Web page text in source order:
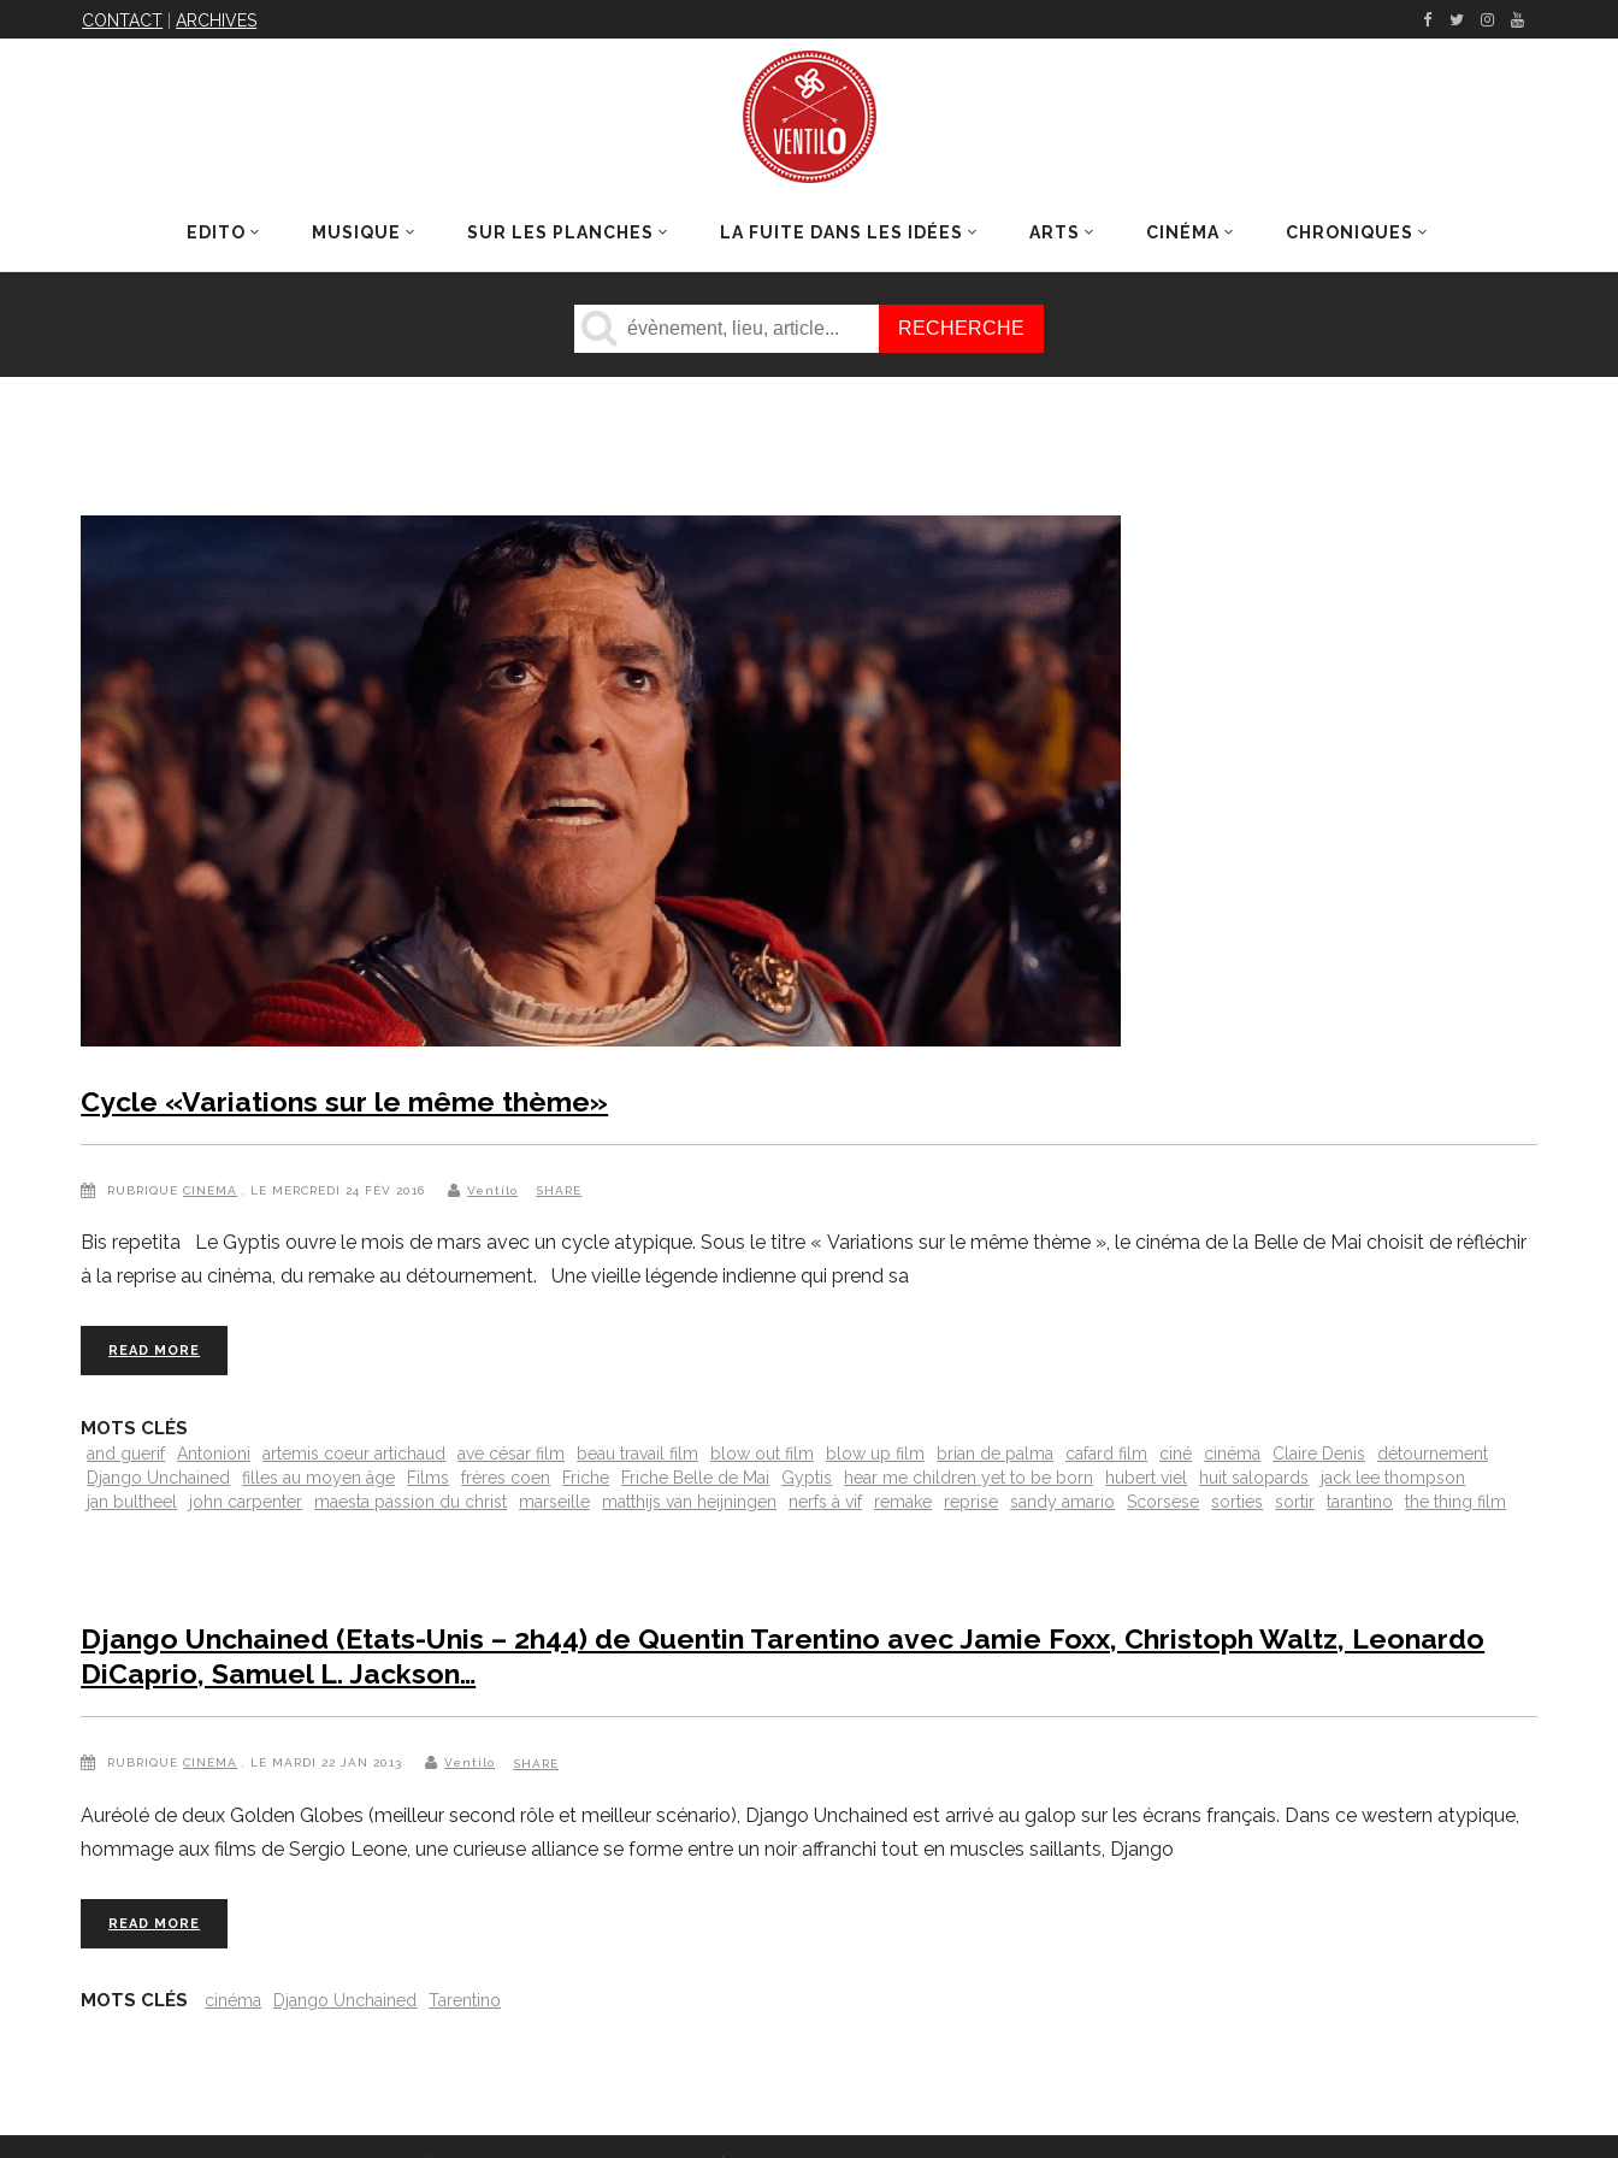
CONTACT |ARCHIVES
EDITO MUSIQUE SUR LES PLANCHES LA FUITE DANS LES IDÉES ARTS CINÉMA CHRONIQUES
DERNIERS ARTICLES
Cycle «Variations sur le même thème»
RUBRIQUE CINÉMA , LE MERCREDI 24 FÉV 2016 Ventilo SHARE
Bis repetita Le Gyptis ouvre le mois de mars avec un cycle atypique. Sous le titre « Variations sur le même thème », le cinéma de la Belle de Mai choisit de réfléchir
à la reprise au cinéma, du remake au détournement. Une vieille légende indienne qui prend sa
READ MORE
MOTS CLÉS
and guerif Antonioni artemis coeur artichaud ave césar film beau travail film blow out film blow up film brian de palma cafard film ciné cinéma Claire Denis
détournement
Django Unchained
filles au moyen âge Films frères coen Friche Friche Belle de Mai Gyptis hear me children yet to be born hubert viel huit salopards
jack lee thompson
jan bultheel
john carpenter maesta passion du christ marseille matthijs van heijningen nerfs à vif remake reprise sandy amario Scorsese sorties sortir tarantino the thing film
Django Unchained (Etats-Unis – 2h44) de Quentin Tarentino avec Jamie Foxx, Christoph Waltz, Leonardo
DiCaprio, Samuel L. Jackson…
RUBRIQUE CINÉMA , LE MARDI 22 JAN 2013 Ventilo SHARE
Auréolé de deux Golden Globes (meilleur second rôle et meilleur scénario), Django Unchained est arrivé au galop sur les écrans français. Dans ce western atypique,
hommage aux films de Sergio Leone, une curieuse alliance se forme entre un noir affranchi tout en muscles saillants, Django
READ MORE
MOTS CLÉS cinéma Django Unchained Tarentino